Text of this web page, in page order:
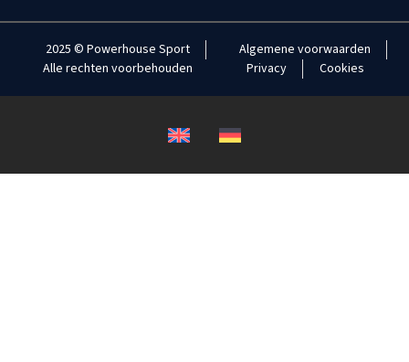
2025 © Powerhouse Sport
Alle rechten voorbehouden
Algemene voorwaarden
Privacy
Cookies